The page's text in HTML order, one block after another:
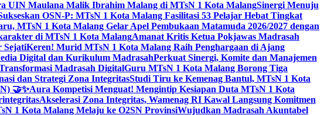
UIN Maulana Malik Ibrahim Malang di MTsN 1 Kota MalangSinergi Menuju
OSN-P: MTsN 1 Kota Malang Fasilitasi 53 Pelajar Hebat Tingkat
MTsN 1 Kota Malang Gelar Apel Pembukaan Matamuda 2026/2027 dengan
di MTsN 1 Kota MalangAmanat Kritis Ketua Pokjawas Madrasah
SejatiKeren! Murid MTsN 1 Kota Malang Raih Penghargaan di Ajang
Digital dan Kurikulum MadrasahPerkuat Sinergi, Komite dan Manajemen
Madrasah DigitalGuru MTsN 1 Kota Malang Borong Tiga
dan Strategi Zona IntegritasStudi Tiru ke Kemenag Bantul, MTsN 1 Kota
🤝✨Aura Kompetisi Menguat! Mengintip Kesiapan Duta MTsN 1 Kota
Akselerasi Zona Integritas, Wamenag RI Kawal Langsung Komitmen
1 Kota Malang Melaju ke O2SN ProvinsiWujudkan Madrasah Akuntabel